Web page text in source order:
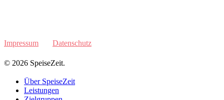
Impressum Datenschutz
© 2026 SpeiseZeit.
Close
Menu
Über SpeiseZeit
Leistungen